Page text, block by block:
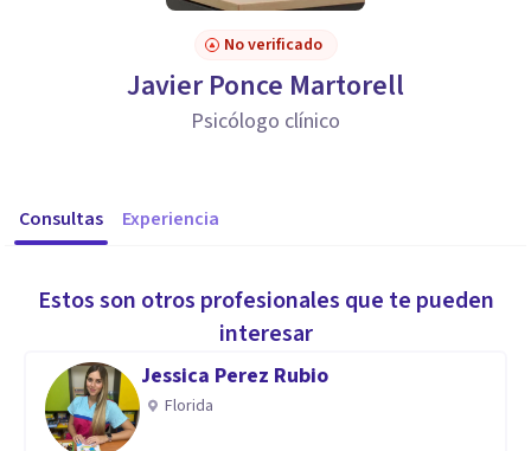
No verificado
Javier Ponce Martorell
Psicólogo clínico
Consultas Experiencia
Estos son otros profesionales que te pueden
interesar
Jessica Perez Rubio
Florida